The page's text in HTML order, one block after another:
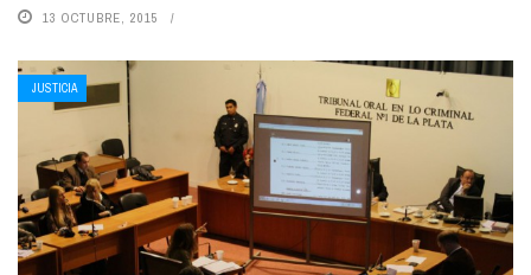
13 OCTUBRE, 2015
JUSTICIA